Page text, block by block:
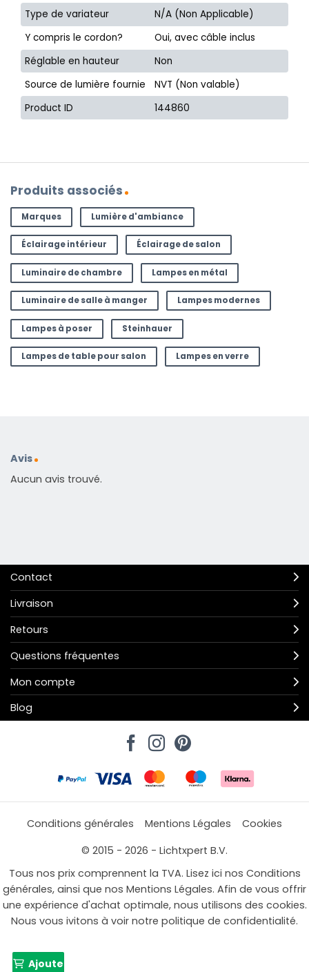
Type de variateur
N/A (Non Applicable)
Y compris le cordon?
Oui, avec câble inclus
Réglable en hauteur
Non
Source de lumière fournie
NVT (Non valable)
Product ID
144860
Produits associés
Marques Lumière d'ambiance
Éclairage intérieur Éclairage de salon
Luminaire de chambre Lampes en métal
Luminaire de salle à manger Lampes modernes
Lampes à poser Steinhauer
Lampes de table pour salon Lampes en verre
Avis
Aucun avis trouvé.
Contact
Livraison
Retours
Questions fréquentes
Mon compte
Blog
Conditions générales Mentions Légales
Cookies
© 2015 - 2026 - Lichtxpert B.V.
Tous nos prix comprennent la TVA. Lisez ici nos Conditions
générales, ainsi que nos Mentions Légales. Afin de vous offrir
une expérience d'achat optimale, nous utilisons des cookies.
Nous vous ivitons à voir notre politique de confidentialité.
Ajouter